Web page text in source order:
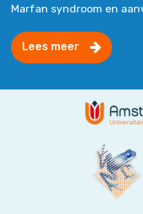
Marfan syndroom en
Lees meer